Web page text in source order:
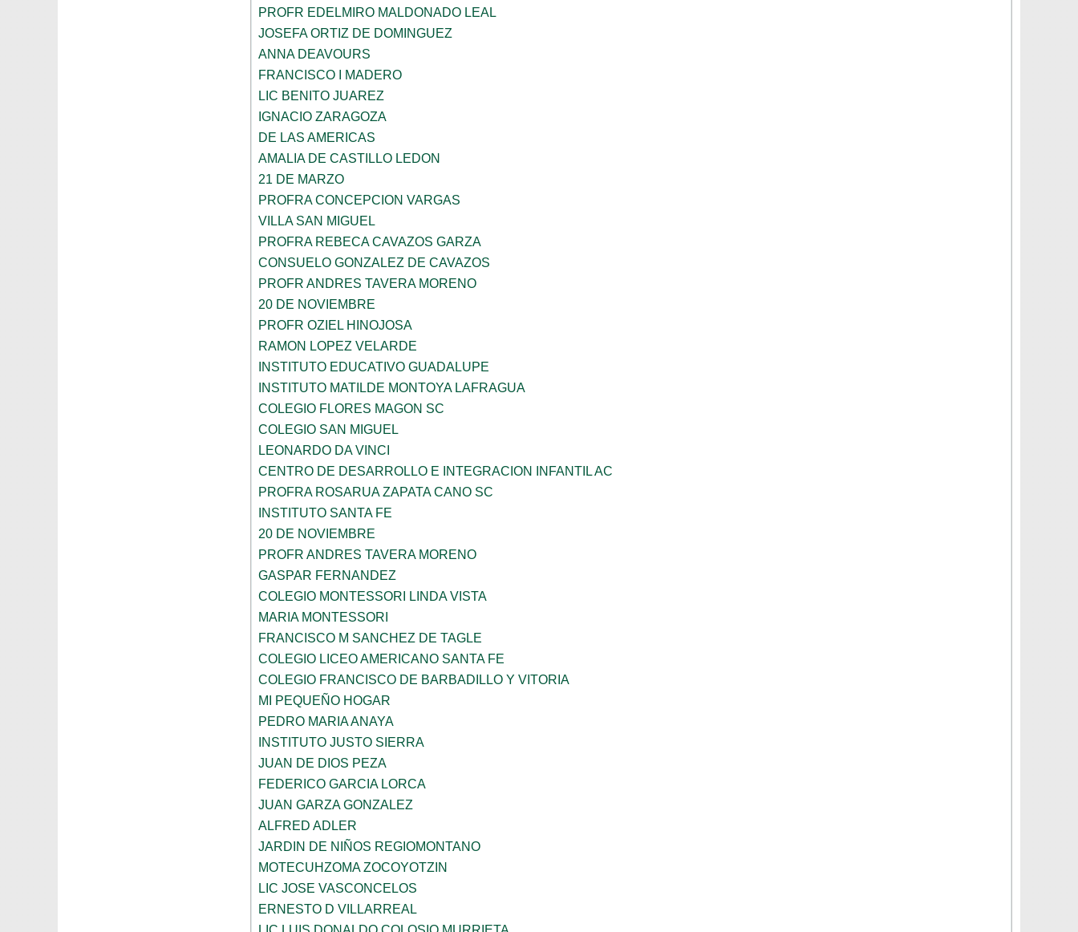
PROFR EDELMIRO MALDONADO LEAL
JOSEFA ORTIZ DE DOMINGUEZ
ANNA DEAVOURS
FRANCISCO I MADERO
LIC BENITO JUAREZ
IGNACIO ZARAGOZA
DE LAS AMERICAS
AMALIA DE CASTILLO LEDON
21 DE MARZO
PROFRA CONCEPCION VARGAS
VILLA SAN MIGUEL
PROFRA REBECA CAVAZOS GARZA
CONSUELO GONZALEZ DE CAVAZOS
PROFR ANDRES TAVERA MORENO
20 DE NOVIEMBRE
PROFR OZIEL HINOJOSA
RAMON LOPEZ VELARDE
INSTITUTO EDUCATIVO GUADALUPE
INSTITUTO MATILDE MONTOYA LAFRAGUA
COLEGIO FLORES MAGON SC
COLEGIO SAN MIGUEL
LEONARDO DA VINCI
CENTRO DE DESARROLLO E INTEGRACION INFANTIL AC
PROFRA ROSARUA ZAPATA CANO SC
INSTITUTO SANTA FE
20 DE NOVIEMBRE
PROFR ANDRES TAVERA MORENO
GASPAR FERNANDEZ
COLEGIO MONTESSORI LINDA VISTA
MARIA MONTESSORI
FRANCISCO M SANCHEZ DE TAGLE
COLEGIO LICEO AMERICANO SANTA FE
COLEGIO FRANCISCO DE BARBADILLO Y VITORIA
MI PEQUEÑO HOGAR
PEDRO MARIA ANAYA
INSTITUTO JUSTO SIERRA
JUAN DE DIOS PEZA
FEDERICO GARCIA LORCA
JUAN GARZA GONZALEZ
ALFRED ADLER
JARDIN DE NIÑOS REGIOMONTANO
MOTECUHZOMA ZOCOYOTZIN
LIC JOSE VASCONCELOS
ERNESTO D VILLARREAL